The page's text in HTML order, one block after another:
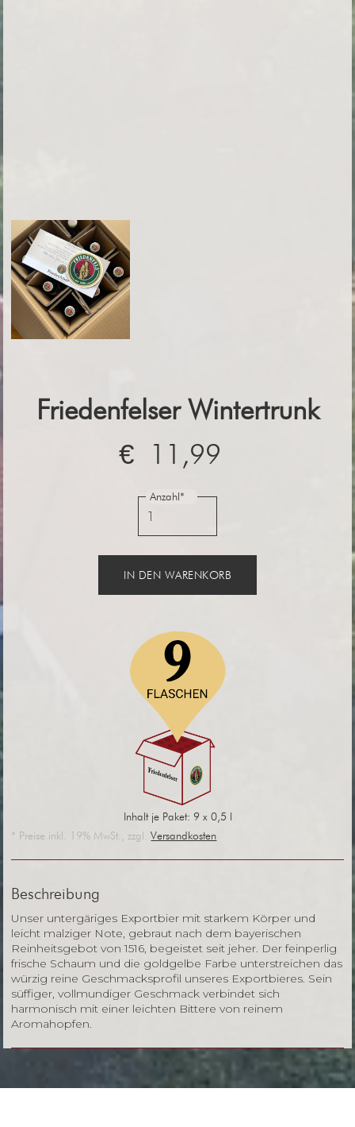
Friedenfelser Wintertrunk
€ 11,99
Anzahl*
Inhalt je Paket: 9 x 0,5 l
* Preise inkl. 19% MwSt., zzgl.Versandkosten
Beschreibung
Unser untergäriges Exportbier mit starkem Körper und
leicht malziger Note, gebraut nach dem bayerischen
Reinheitsgebot von 1516, begeistet seit jeher. Der feinperlig
frische Schaum und die goldgelbe Farbe unterstreichen das
würzig reine Geschmacksprofil unseres Exportbieres. Sein
süffiger, vollmundiger Geschmack verbindet sich
harmonisch mit einer leichten Bittere von reinem
Aromahopfen.